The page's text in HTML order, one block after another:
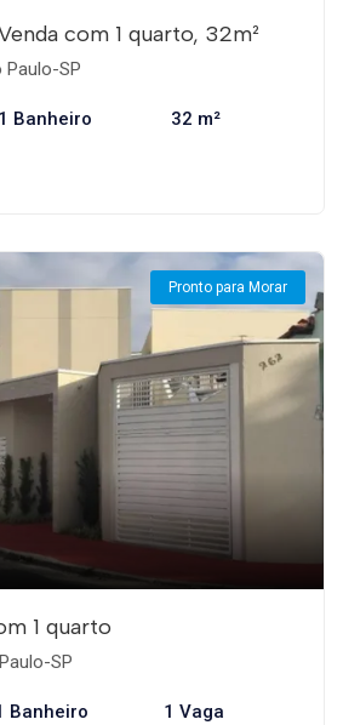
com 1 quarto, 32m²
Paulo-SP
1 Banheiro 32 m²
Pronto para Morar
1 quarto
SP
Banheiro 1 Vaga